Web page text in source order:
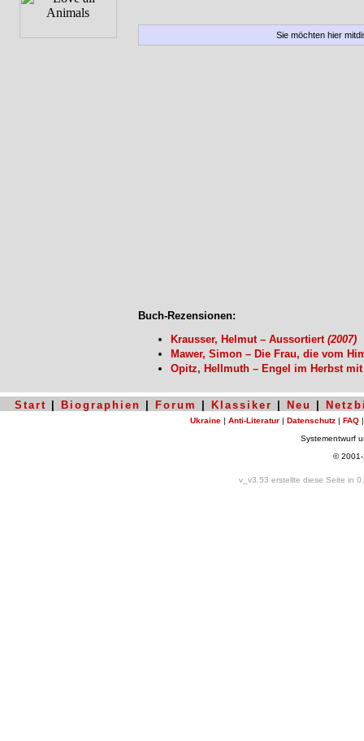
Sie möchten hier
Buch-Rezensionen:
Krausser, Helmut – Aussortiert (2007)
Mawer, Simon – Die Frau, die vom
Opitz, Hellmuth – Engel im Herbst
Start Biographien Forum Klassiker Neu
Ukraine | Anti-Literatur | Datenschutz | FAQ
Systementwurf
©
v_v3.53 erstellte diese Seite in